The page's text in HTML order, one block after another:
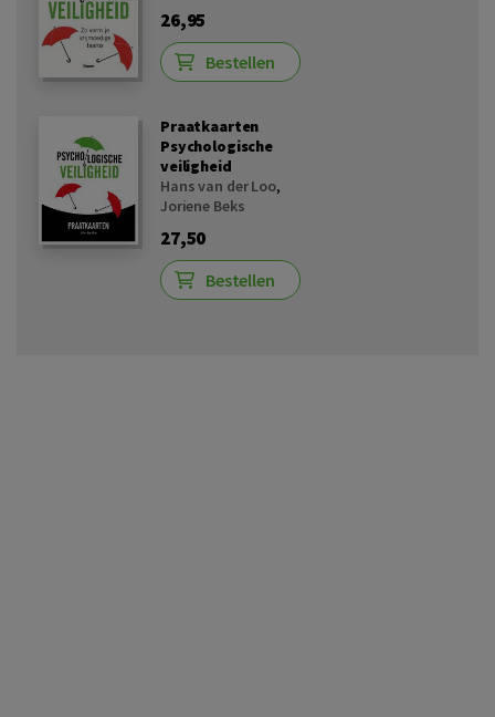
26,95
Bestellen
Praatkaarten
Psychologische
veiligheid
Hans van der Loo,
Joriene Beks
27,50
Bestellen